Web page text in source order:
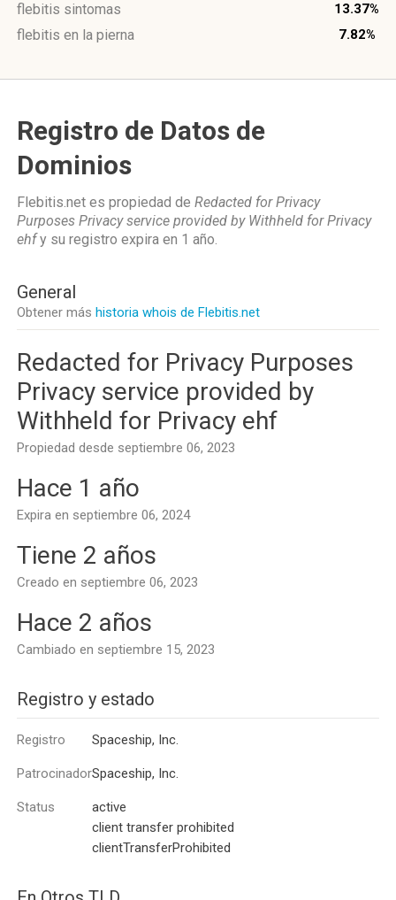
flebitis sintomas 13.37%
flebitis en la pierna 7.82%
Registro de Datos de
Dominios
Flebitis.net es propiedad de Redacted for Privacy
Purposes Privacy service provided by Withheld for Privacy
ehfy su registro expira en 1 año.
General
Obtener más historia whois de Flebitis.net
Redacted for Privacy Purposes
Privacy service provided by
Withheld for Privacy ehf
Propiedad desde septiembre 06, 2023
Hace 1 año
Expira en septiembre 06, 2024
Tiene 2 años
Creado en septiembre 06, 2023
Hace 2 años
Cambiado en septiembre 15, 2023
Registro y estado
Registro Spaceship, Inc.
PatrocinadorSpaceship, Inc.
Status
active
client transfer prohibited
clientTransferProhibited